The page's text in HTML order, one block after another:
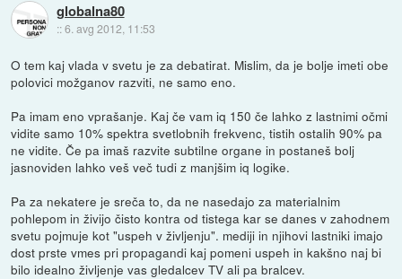
globalna80
::6. avg 2012, 11:53
O tem kaj vlada v svetu je za debatirat. Mislim, da je bolje imeti obe
polovici možganov razviti, ne samo eno.
Pa imam eno vprašanje. Kaj če vam iq 150 če lahko z lastnimi očmi
vidite samo 10% spektra svetlobnih frekvenc, tistih ostalih 90% pa
ne vidite. Če pa imaš razvite subtilne organe in postaneš bolj
jasnoviden lahko veš več tudi z manjšim iq logike.
Pa za nekatere je sreča to, da ne nasedajo za materialnim
pohlepom in živijo čisto kontra od tistega kar se danes v zahodnem
svetu pojmuje kot "uspeh v življenju". mediji in njihovi lastniki imajo
dost prste vmes pri propagandi kaj pomeni uspeh in kakšno naj bi
bilo idealno življenje vas gledalcev TV ali pa bralcev.